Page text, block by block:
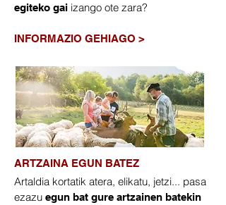
egiteko gai izango ote zara?
INFORMAZIO GEHIAGO >
ARTZAINA EGUN BATEZ
Artaldia kortatik atera, elikatu, jetzi... pasa
ezazu egun bat gure artzainen batekin